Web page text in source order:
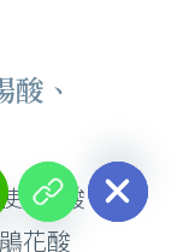
、
用A酸
花酸